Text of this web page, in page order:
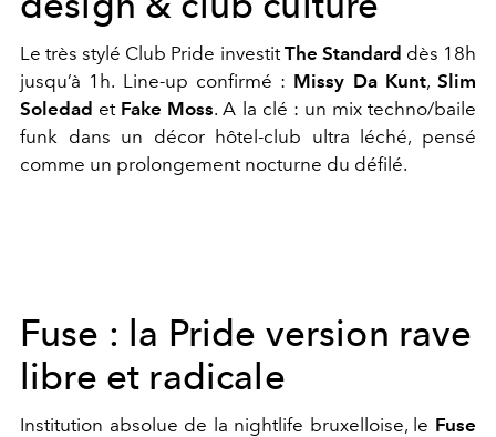
Le très stylé Club Pride investitThe Standard dès 18h
jusqu’à 1h. Line-up confirmé : Missy Da Kunt, Slim
Soledad et Fake Moss. A la clé : un mix techno/baile
funk dans un décor hôtel-club ultra léché, pensé
comme un prolongement nocturne du défilé.
Fuse : la Pride version rave
libre et radicale
Institution absolue de la nightlife bruxelloise, le Fuse